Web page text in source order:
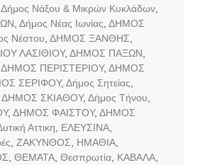
Δήμος Νάξου & Μικρών Κυκλάδων,
Δήμος Νέας Ιωνίας ΔΗΜΟΣ
Νέστου ΔΗΜΟΣ ΞΑΝΘΗΣ
ΛΑΣΙΘΙΟΥ, ΔΗΜΟΣ ΠΑΞΩΝ
ΔΗΜΟΣ ΠΕΡΙΣΤΕΡΙΟΥ, ΔΗΜΟΣ
ΣΕΡΙΦΟΥ, Δήμος Σητείας
ΔΗΜΟΣ ΣΚΙΑΘΟΥ, Δήμος Τήνου
, ΔΗΜΟΣ ΦΑΙΣΤΟΥ, ΔΗΜΟΣ
Αττικη ΕΛΕΥΣΙΝΑ,
ΖΑΚΥΝΘΟΣ ΗΜΑΘΙΑ,
ΘΕΜΑΤΑ, Θεσπρωτία, ΚΑΒΑΛΑ,